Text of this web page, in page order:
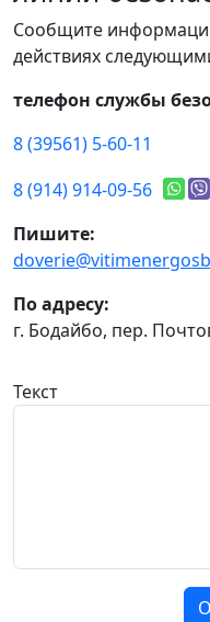
Сообщите
действиях
телефон службы
8 (39561) 5-60-11
8 (914) 914-09-56
Пишите:
По адресу:
г. Бодайбо, пер.
Текст